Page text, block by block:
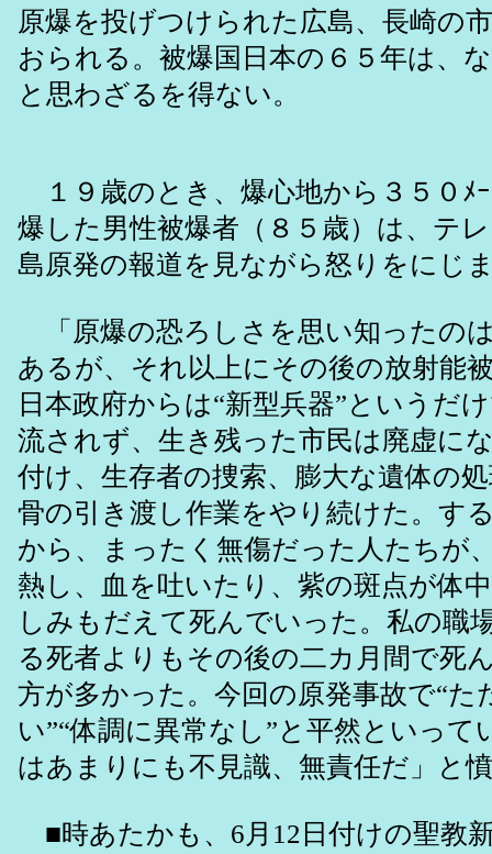
原爆を投げつけられた広島、長崎の
おられる。被爆国日本の６５年は、
と思わざるを得ない。
１９歳のとき、爆心地から３５０ﾒ
爆した男性被爆者（８５歳）は、テ
島原発の報道を見ながら怒りをにじ
「原爆の恐ろしさを思い知ったの
あるが、それ以上にその後の放射能
日本政府からは“新型兵器”というだ
流されず、生き残った市民は廃虚に
付け、生存者の捜索、膨大な遺体の
骨の引き渡し作業をやり続けた。す
から、まったく無傷だった人たちが
熱し、血を吐いたり、紫の斑点が体
しみもだえて死んでいった。私の職
る死者よりもその後の二カ月間で死
方が多かった。今回の原発事故で“た
い”“体調に異常なし”と平然といって
はあまりにも不見識、無責任だ」と
■時あたかも、6月12日付けの聖教